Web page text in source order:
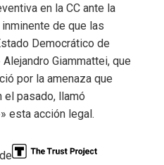
en la CC ante la
de que las
Democrático de
Giammattei, que
por la amenaza que
el pasado, llamó
esta acción legal.